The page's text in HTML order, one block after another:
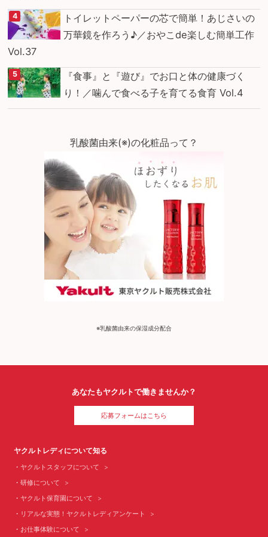
トイレットペーパーの芯で簡単！あじさいの
万華鏡を作ろう♪／おやこde楽しむ簡単工作
Vol.37
『食事』と『遊び』でお口と体の健康づく
り！／噛んで食べる子を育てる食育 Vol.4
乳酸菌由来(※)の化粧品って？
※乳酸菌由来の保湿成分配合
あなたもヤクルトで働きませんか？
応募フォームはこちら
ヤクルトレディについて知る
ヤクルトスタッフについて
研修について
ヤクルト保育園について
リアルな実態！ヤクルトレディアンケート
お仕事体験について